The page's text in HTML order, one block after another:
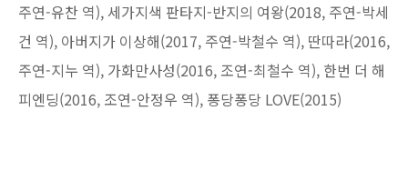
주연-유찬 역), 세가지색 판타지-반지의 여왕(2018, 주연-박세
건 역), 아버지가 이상해(2017, 주연-박철수 역), 딴따라(2016,
주연-지누 역), 가화만사성(2016, 조연-최철수 역), 한번 더 해
피엔딩(2016, 조연-안정우 역), 퐁당퐁당 LOVE(2015)